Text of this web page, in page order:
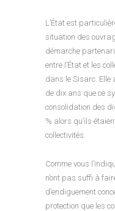
L’État est
situation des
démarche
entre l’État et les
dans le Sisarc. Elle
de dix ans que ce
consolidation des
% alors qu’ils
collectivités.
Comme vous
n’ont pas suffi à
d’endiguement
protection que les